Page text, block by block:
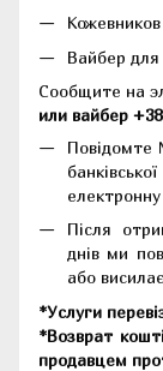
Вайбер для
Сообщите на
или вайбер
Повідомте
Після
днів ми
або
*Услуги
*Возврат
продавцем